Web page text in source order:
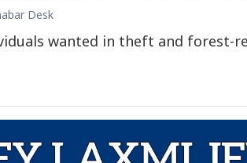
Desk
wanted in theft and forest-